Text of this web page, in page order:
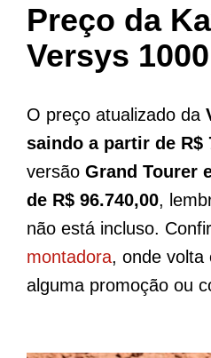
Preço da
Versys
O preço atualizado da
saindo a partir de R$
versão Grand Tourer
de R$ 96.740,00,
não está incluso.
montadora, onde volta
alguma promoção ou